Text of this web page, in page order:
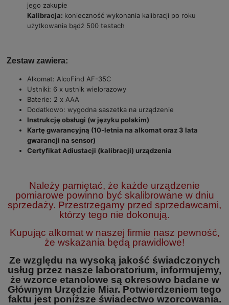
jego zakupie
Kalibracja: konieczność wykonania kalibracji po roku
użytkowania bądź 500 testach
Zestaw zawiera:
Alkomat: AlcoFind AF-35C
Ustniki: 6 x ustnik wielorazowy
Baterie: 2 x AAA
Dodatkowo: wygodna saszetka na urządzenie
Instrukcję obsługi (w języku polskim)
Kartę gwarancyjną (10-letnia na alkomat oraz 3 lata
gwarancji na sensor)
Certyfikat Adiustacji (kalibracji) urządzenia
Należy pamiętać, że każde urządzenie
pomiarowe powinno być skalibrowane w dniu
sprzedaży. Przestrzegamy przed sprzedawcami,
którzy tego nie dokonują.
Kupując alkomat w naszej firmie nasz pewność,
że wskazania będą prawidłowe!
Ze względu na wysoką jakość świadczonych
usług przez nasze laboratorium, informujemy,
że wzorce etanolowe są okresowo badane w
Głównym Urzędzie Miar. Potwierdzeniem tego
faktu jest poniższe świadectwo wzorcowania.